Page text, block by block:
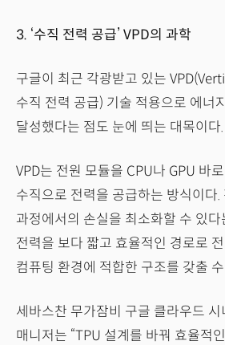
3. ‘수직 전력 공급’ VPD의 과학
구글이 최근 각광받고 있는
수직 전력 공급) 기술 적용으로 에너
달성했다는 점도 눈에 띄는 대목이다.
VPD는 전원 모듈을 CPU나 GPU 바
수직으로 전력을 공급하는 방식이다.
과정에서의 손실을 최소화할 수 있다
전력을 보다 짧고 효율적인 경로로
컴퓨팅 환경에 적합한 구조를 갖출
세바스찬 무가잠비 구글 클라우드
매니저는 “TPU 설계를 바꿔 효율적